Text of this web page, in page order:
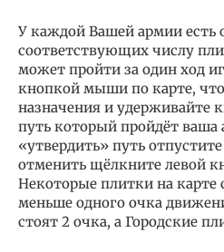
У каждой Вашей армии есть
соответствующих числу
может пройти за один ход
кнопкой мыши по карте,
назначения и удерживайте
путь который пройдёт
«утвердить» путь
отменить щёлкните левой
Некоторые плитки на карте
меньше одного очка
стоят 2 очка, а Городские